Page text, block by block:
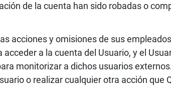
de la cuenta han sido robadas o
acciones y omisiones de sus
a la cuenta del Usuario, y el
monitorizar a dichos usuarios
o realizar cualquier otra acción que